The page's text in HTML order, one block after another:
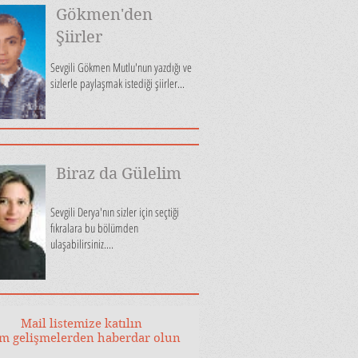
Mail listemize katılın
gelişmelerden haberdar olun
Gökmen'den
Şiirler
Sevgili Gökmen Mutlu'nun yazdığı ve
sizlerle paylaşmak istediği şiirler...
Biraz da Gülelim
Sevgili Derya'nın sizler için seçtiği
fıkralara bu bölümden
ulaşabilirsiniz....